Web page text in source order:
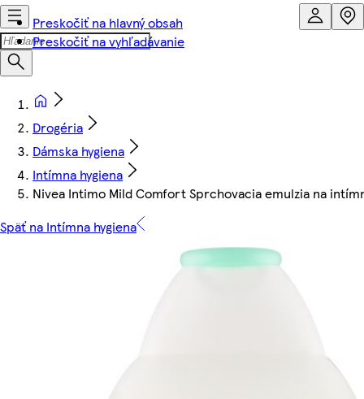
Preskočiť na hlavný obsah
Preskočiť na vyhľadávanie
Drogéria
Dámska hygiena
Intímna hygiena
Nivea Intimo Mild Comfort Sprchovacia emulzia na
Späť na Intímna hygiena